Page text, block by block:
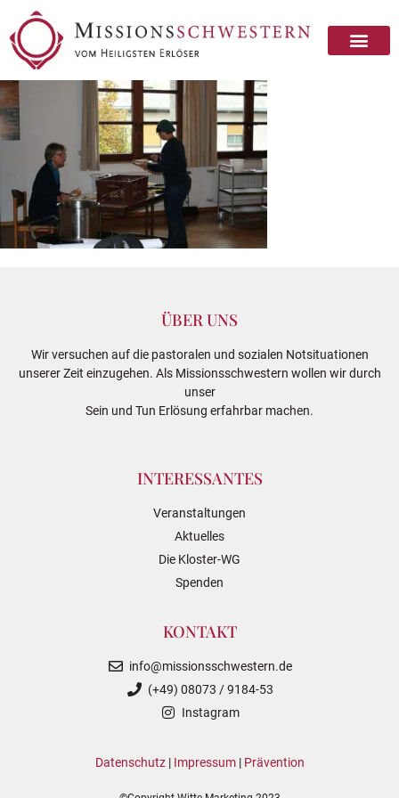
ÜBER UNS
Wir versuchen auf die pastoralen und sozialen Notsituationen
unserer Zeit einzugehen. Als Missionsschwestern wollen wir durch
unser
Sein und Tun Erlösung erfahrbar machen.
INTERESSANTES
Veranstaltungen
Aktuelles
Die Kloster-WG
Spenden
KONTAKT
info@missionsschwestern.de
(+49) 08073 / 9184-53
Instagram
Datenschutz| Impressum| Prävention